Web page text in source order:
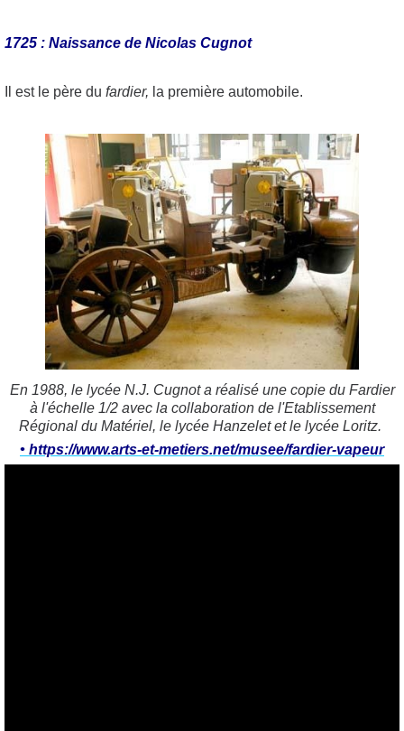
1725 : Naissance de Nicolas Cugnot
Il est le père du fardier, la première automobile.
En 1988, le lycée N.J. Cugnot a réalisé une copie du Fardier
à l'échelle 1/2 avec la collaboration de l'Etablissement
Régional du Matériel, le lycée Hanzelet et le lycée Loritz.
• https://www.arts-et-metiers.net/musee/fardier-vapeur